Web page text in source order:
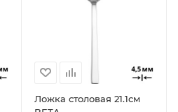
Ложка столовая 21.1см